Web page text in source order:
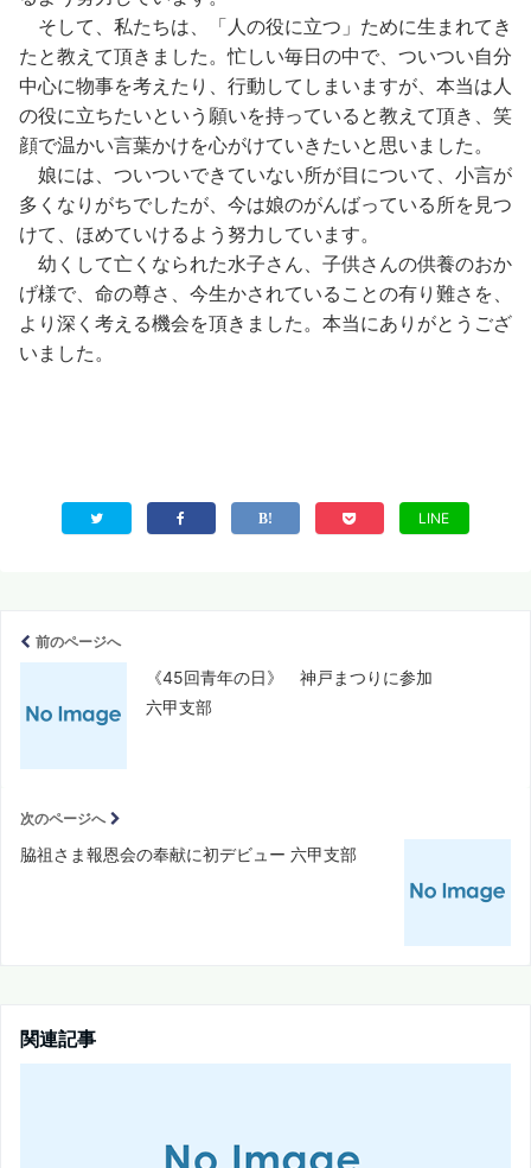
そして、私たちは、「人の役に立つ」ために生まれてき
たと教えて頂きました。忙しい毎日の中で、ついつい自分
中心に物事を考えたり、行動してしまいますが、本当は人
の役に立ちたいという願いを持っていると教えて頂き、笑
顔で温かい言葉かけを心がけていきたいと思いました。
娘には、ついついできていない所が目について、小言が
多くなりがちでしたが、今は娘のがんばっている所を見つ
けて、ほめていけるよう努力しています。
幼くして亡くなられた水子さん、子供さんの供養のおか
げ様で、命の尊さ、今生かされていることの有り難さを、
より深く考える機会を頂きました。本当にありがとうござ
いました。
LINE
前のページへ
《45回青年の日》 神戸まつりに参加
六甲支部
次のページへ
脇祖さま報恩会の奉献に初デビュー 六甲支部
関連記事